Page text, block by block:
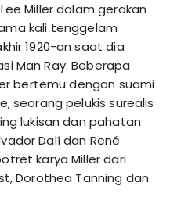
Miller dalam gerakan
kali tenggelam
1920-an saat dia
Man Ray. Beberapa
bertemu dengan suami
seorang pelukis surealis
lukisan dan pahatan
Dalí dan René
karya Miller dari
Dorothea Tanning dan